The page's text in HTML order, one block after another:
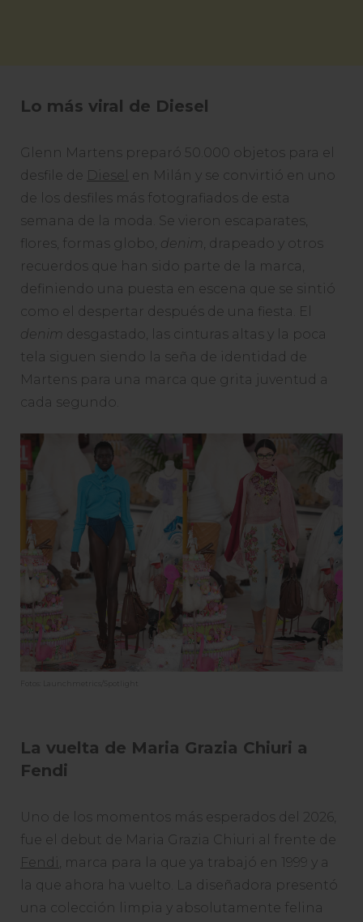
Lo más viral de Diesel
Glenn Martens preparó 50.000 objetos para el
desfile de Diesel en Milán y se convirtió en uno
de los desfiles más fotografiados de esta
semana de la moda. Se vieron escaparates,
flores, formas globo, denim, drapeado y otros
recuerdos que han sido parte de la marca,
definiendo una puesta en escena que se sintió
como el despertar después de una fiesta. El
denim desgastado, las cinturas altas y la poca
tela siguen siendo la seña de identidad de
Martens para una marca que grita juventud a
cada segundo.
Fotos: Launchmetrics/Spotlight
La vuelta de Maria Grazia Chiuri a
Fendi
Uno de los momentos más esperados del 2026,
fue el debut de Maria Grazia Chiuri al frente de
Fendi, marca para la que ya trabajó en 1999 y a
la que ahora ha vuelto. La diseñadora presentó
una colección limpia y absolutamente felina